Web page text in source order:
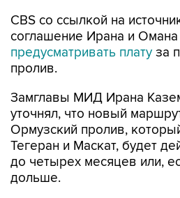
CBS со ссылкой на
соглашение Ирана и Омана
предусматривать плату за
пролив.
Замглавы МИД Ирана
уточнял, что новый
Ормузский пролив,
Тегеран и Маскат, будет
до четырех месяцев или,
дольше.